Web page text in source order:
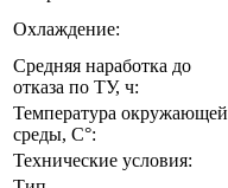
Охлаждение:
Средняя наработка до
отказа по ТУ, ч:
Температура окружающей
среды, С°:
Технические условия: